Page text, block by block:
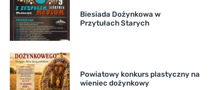
Biesiada Dożynkowa w
Przytułach Starych
Powiatowy konkurs plastyczny na
wieniec dożynkowy